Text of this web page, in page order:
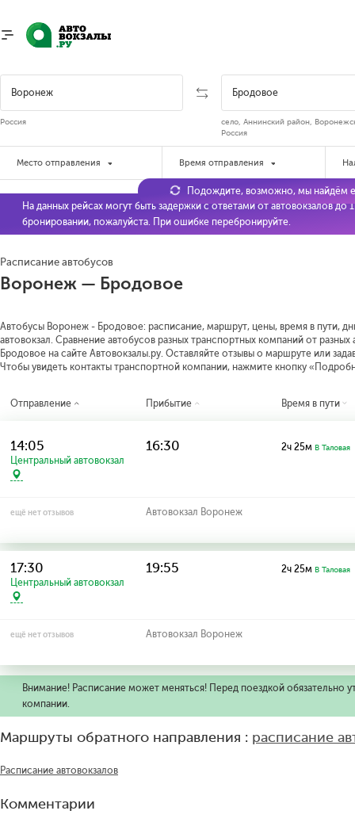
Россия
село, Аннинский район,
Россия
Место отправления Время отправления
На данных рейсах могут быть задержки с ответами от автовокзалов до
бронировании, пожалуйста. При ошибке перебронируйте.
Расписание автобусов
Воронеж — Бродовое
Автобусы Воронеж - Бродовое: расписание, маршрут, цены, время в пути,
автовокзал. Сравнение автобусов разных транспортных компаний от
Бродовое на сайте Автовокзалы.ру. Оставляйте отзывы о маршруте или
Чтобы увидеть контакты транспортной компании, нажмите кнопку
Подождите, возможно, мы найдём
Отправление Прибытие Время в пути
14:05
Центральный автовокзал
16:30 2ч 25м В Таловая
ещё нет отзывов Автовокзал Воронеж
17:30
Центральный автовокзал
19:55 2ч 25м В Таловая
ещё нет отзывов Автовокзал Воронеж
Внимание! Расписание может меняться! Перед поездкой обязательно
компании.
Маршруты обратного направления : расписание
Расписание автовокзалов
Комментарии